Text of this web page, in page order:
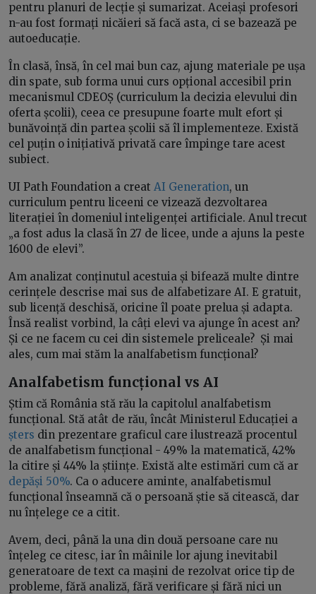
pentru planuri de lecție și sumarizat. Aceiași profesori
n-au fost formați nicăieri să facă asta, ci se bazează pe
autoeducație.
În clasă, însă, în cel mai bun caz, ajung materiale pe ușa
din spate, sub forma unui curs opțional accesibil prin
mecanismul CDEOȘ (curriculum la decizia elevului din
oferta școlii), ceea ce presupune foarte mult efort și
bunăvoință din partea școlii să îl implementeze. Există
cel puțin o inițiativă privată care împinge tare acest
subiect.
UI Path Foundation a creat AI Generation, un
curriculum pentru liceeni ce vizează dezvoltarea
literației în domeniul inteligenței artificiale. Anul trecut
„a fost adus la clasă în 27 de licee, unde a ajuns la peste
1600 de elevi”.
Am analizat conținutul acestuia și bifează multe dintre
cerințele descrise mai sus de alfabetizare AI. E gratuit,
sub licență deschisă, oricine îl poate prelua și adapta.
Însă realist vorbind, la câți elevi va ajunge în acest an?
Și ce ne facem cu cei din sistemele preliceale? Și mai
ales, cum mai stăm la analfabetism funcțional?
Analfabetism funcțional vs AI
Știm că România stă rău la capitolul analfabetism
funcțional. Stă atât de rău, încât Ministerul Educației a
șters din prezentare graficul care ilustrează procentul
de analfabetism funcțional - 49% la matematică, 42%
la citire și 44% la științe. Există alte estimări cum că ar
depăși 50%. Ca o aducere aminte, analfabetismul
funcțional înseamnă că o persoană știe să citească, dar
nu înțelege ce a citit.
Avem, deci, până la una din două persoane care nu
înțeleg ce citesc, iar în mâinile lor ajung inevitabil
generatoare de text ca mașini de rezolvat orice tip de
probleme, fără analiză, fără verificare și fără nici un